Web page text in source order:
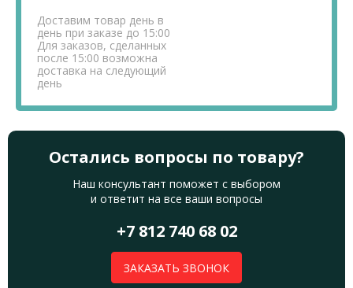
Доставим товар день в
день при заказе до 15:00
Для заказов, сделанных
после 15:00 возможна
доставка на следующий
день
Остались вопросы по товару?
Наш консультант поможет с выбором
и ответит на все ваши вопросы
+7 812 740 68 02
ЗАКАЗАТЬ ЗВОНОК